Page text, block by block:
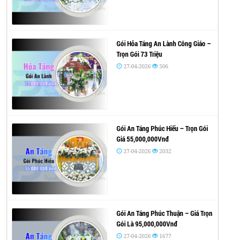
Gói Hỏa Táng An Lành Công Giáo –
Trọn Gói 73 Triệu
27-04-2026 506
Gói An Táng Phúc Hiếu – Trọn Gói
Giá 55,000,000Vnđ
27-04-2026 2032
Gói An Táng Phúc Thuận – Giá Trọn
Gói Là 95,000,000Vnđ
27-04-2026 1677